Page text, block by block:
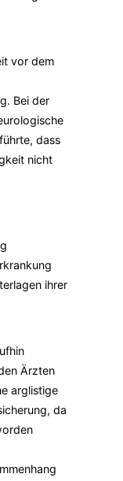
vor dem
Bei der
dass
nicht
ihrer
Ärzten
arglistige
da